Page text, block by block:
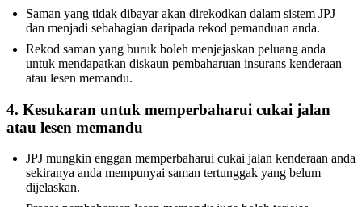
Saman yang tidak dibayar akan direkodkan dalam sistem JPJ
dan menjadi sebahagian daripada rekod pemanduan anda.
Rekod saman yang buruk boleh menjejaskan peluang anda
untuk mendapatkan diskaun pembaharuan insurans kenderaan
atau lesen memandu.
4. Kesukaran untuk memperbaharui cukai jalan
atau lesen memandu
JPJ mungkin enggan memperbaharui cukai jalan kenderaan anda
sekiranya anda mempunyai saman tertunggak yang belum
dijelaskan.